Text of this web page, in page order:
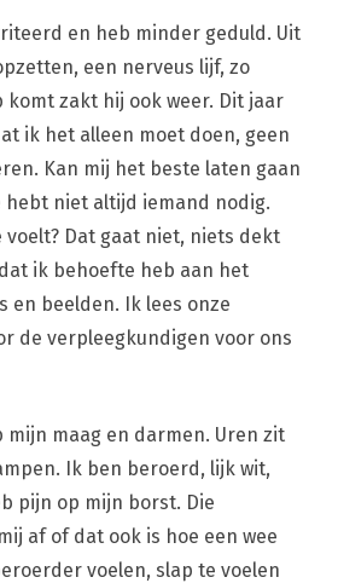
en heb minder geduld. Uit
een nerveus lijf, zo
komt zakt hij ook weer. Dit jaar
ik het alleen moet doen, geen
Kan mij het beste laten gaan
hebt niet altijd iemand nodig.
voelt? Dat gaat niet, niets dekt
ik behoefte heb aan het
en beelden. Ik lees onze
de verpleegkundigen voor ons
mijn maag en darmen. Uren zit
Ik ben beroerd, lijk wit,
pijn op mijn borst. Die
af of dat ook is hoe een wee
voelen, slap te voelen